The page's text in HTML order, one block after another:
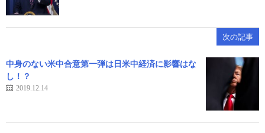
次の記事
中身のない米中合意第一弾は日米中経済に影響はな
し！？
2019.12.14